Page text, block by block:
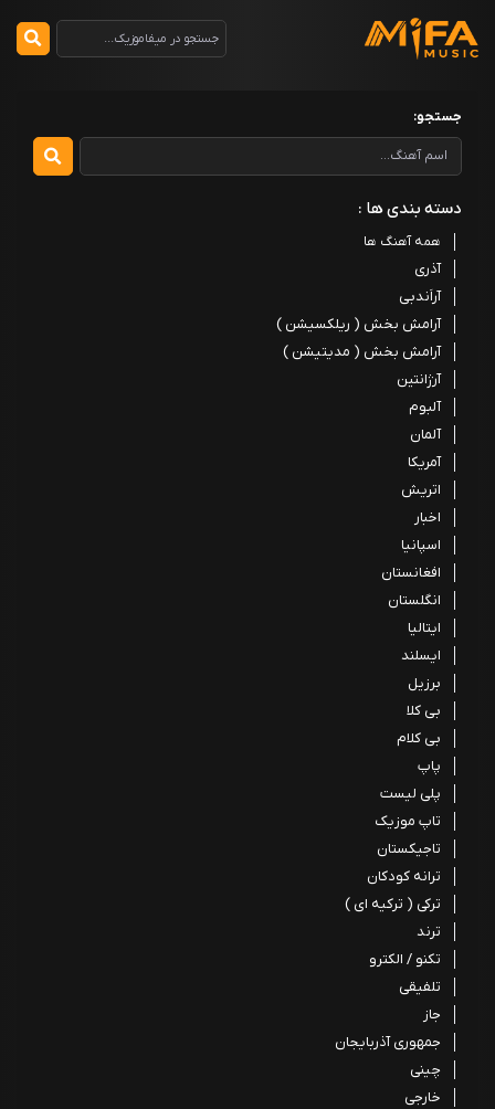
جستجو:
دسته بندی ها :
همه آهنگ ها
آذری
آراَندبی
آرامش بخش ( ریلکسیشن )
آرامش بخش ( مدیتیشن )
آرژانتین
آلبوم
آلمان
آمریکا
اتریش
اخبار
اسپانیا
افغانستان
انگلستان
ایتالیا
ایسلند
برزیل
بی کلا
بی کلام
پاپ
پلی لیست
تاپ موزیک
تاجیکستان
ترانه کودکان
ترکی ( ترکیه ای )
ترند
تکنو / الکترو
تلفیقی
جاز
جمهوری آذربایجان
چینی
خارجی